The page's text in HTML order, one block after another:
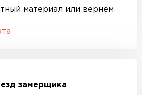
материал или вернём
замерщика